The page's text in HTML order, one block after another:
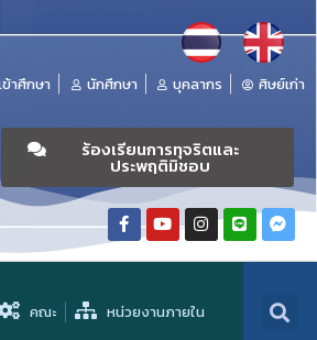
าศึกษา นักศึกษา บุคลากร ศิษย์เก่า
ร้องเรียนการทุจริตและ
ประพฤติมิชอบ
คณะ หน่วยงานภายใน